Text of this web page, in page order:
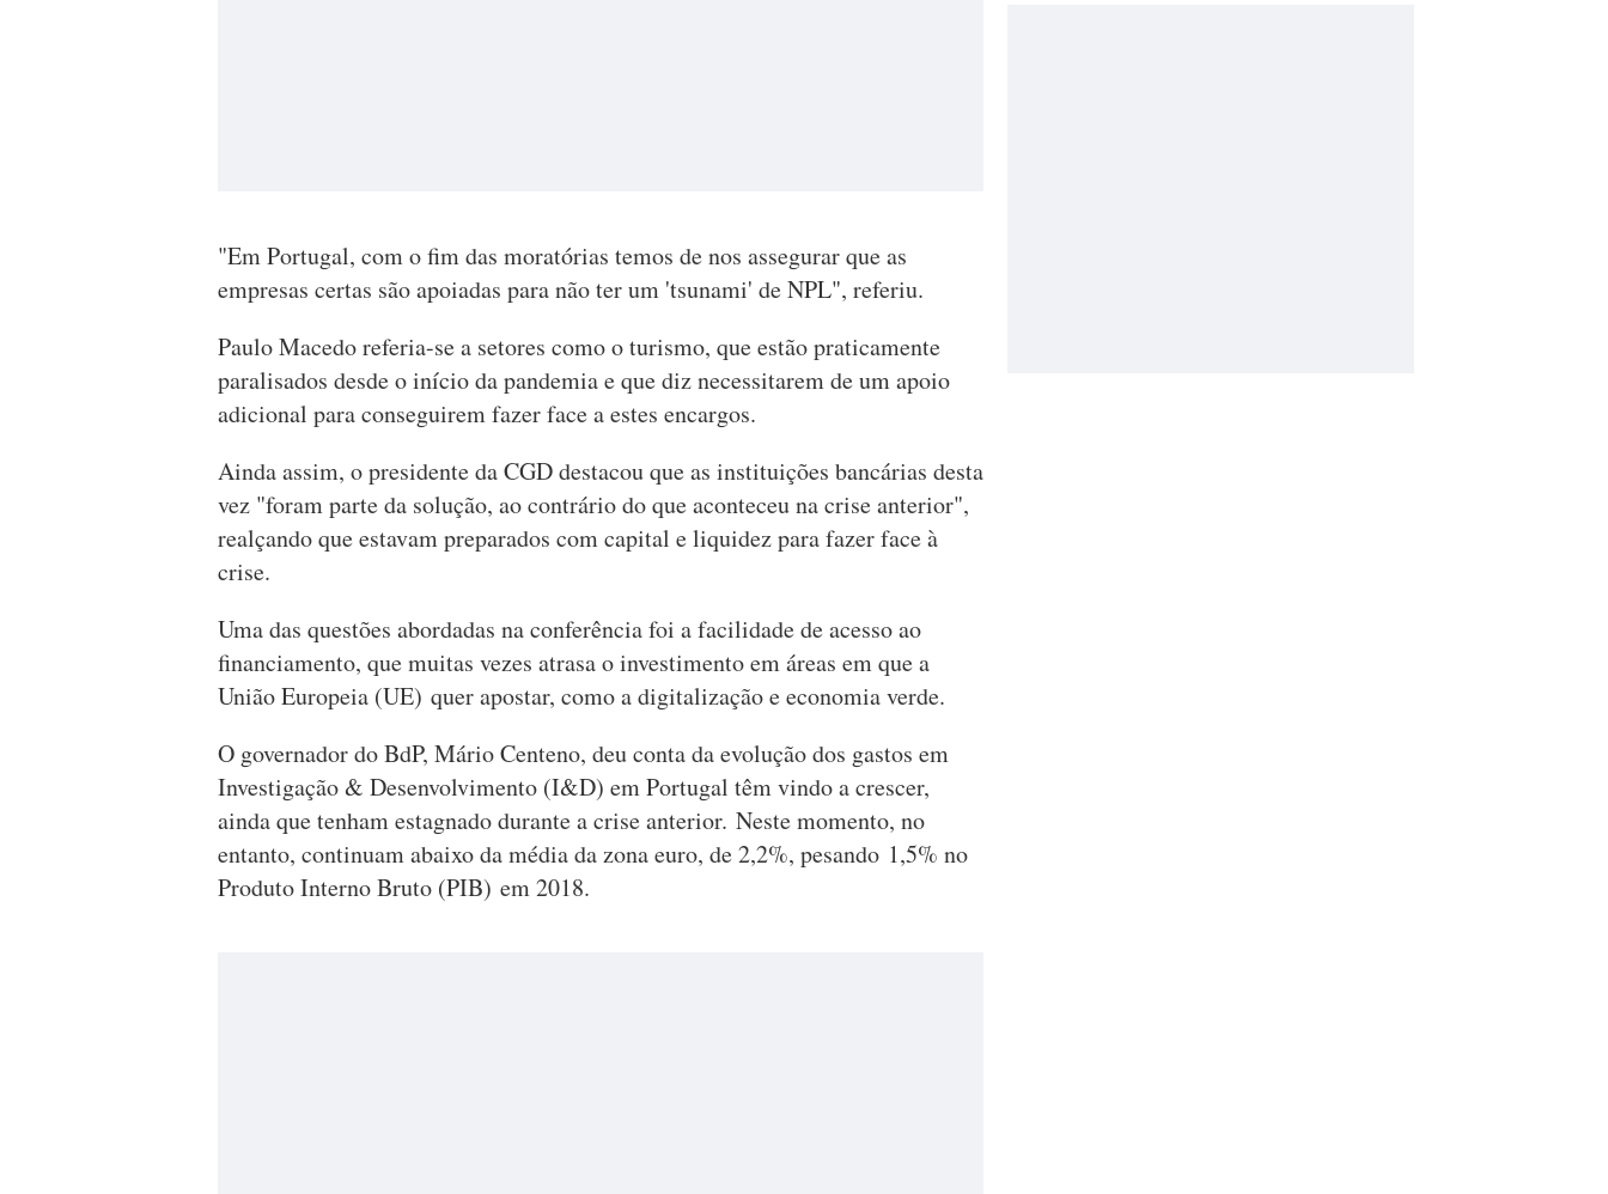
"Em Portugal, com o fim das moratórias temos de nos assegurar que as
empresas certas são apoiadas para não ter um 'tsunami' de NPL", referiu.
Paulo Macedo referia-se a setores como o turismo, que estão praticamente
paralisados desde o início da pandemia e que diz necessitarem de um apoio
adicional para conseguirem fazer face a estes encargos.
Ainda assim, o presidente da CGD destacou que as instituições bancárias desta
vez "foram parte da solução, ao contrário do que aconteceu na crise anterior",
realçando que estavam preparados com capital e liquidez para fazer face à
crise.
Uma das questões abordadas na conferência foi a facilidade de acesso ao
financiamento, que muitas vezes atrasa o investimento em áreas em que a
União Europeia (UE) quer apostar, como a digitalização e economia verde.
O governador do BdP, Mário Centeno, deu conta da evolução dos gastos em
Investigação & Desenvolvimento (I&D) em Portugal têm vindo a crescer,
ainda que tenham estagnado durante a crise anterior. Neste momento, no
entanto, continuam abaixo da média da zona euro, de 2,2%, pesando 1,5% no
Produto Interno Bruto (PIB) em 2018.